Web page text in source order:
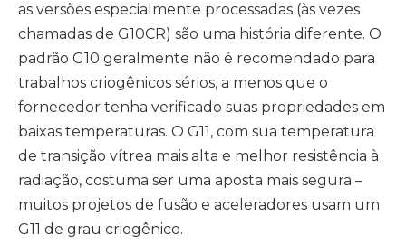
as versões especialmente processadas (às vezes
chamadas de G10CR) são uma história diferente. O
padrão G10 geralmente não é recomendado para
trabalhos criogênicos sérios, a menos que o
fornecedor tenha verificado suas propriedades em
baixas temperaturas. O G11, com sua temperatura
de transição vítrea mais alta e melhor resistência à
radiação, costuma ser uma aposta mais segura –
muitos projetos de fusão e aceleradores usam um
G11 de grau criogênico.